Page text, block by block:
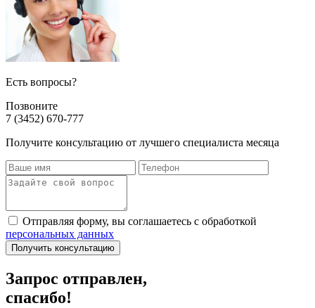
Есть вопросы?
Позвоните
7 (3452) 670-777
Получите консультацию от лучшего специалиста месяца
Отправляя форму, вы соглашаетесь с обработкой
персональных данных
Получить консультацию
Запрос отправлен,
спасибо!